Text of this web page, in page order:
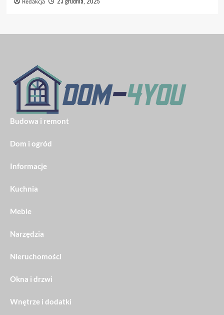
Redakcja
Budowa i remont
Dom i ogród
Informacje
Kuchnia
Meble
Narzędzia
Nieruchomości
Okna i drzwi
Wnętrze i dodatki